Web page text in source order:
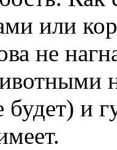
или
не
будет) и